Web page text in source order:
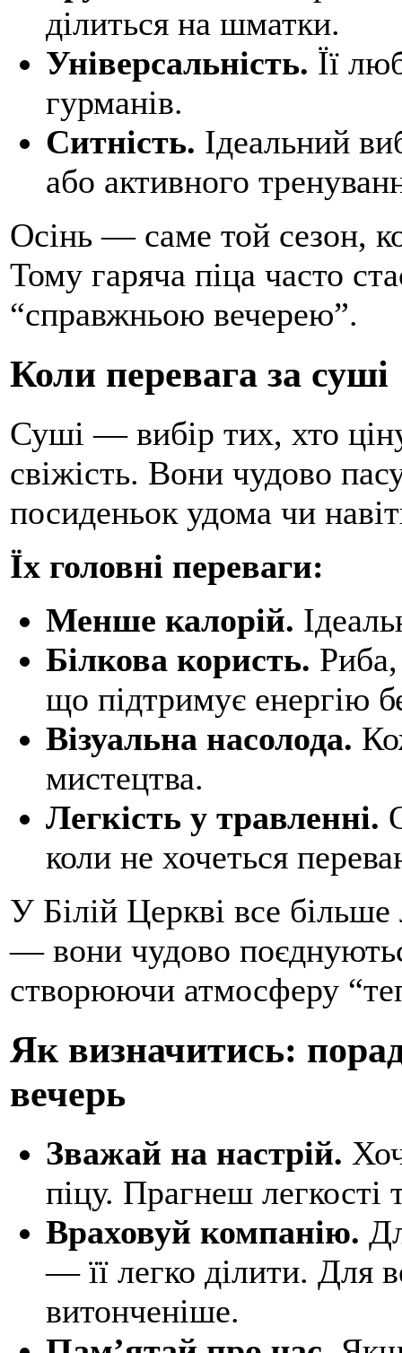
ділиться на шматки.
Універсальність. Її
гурманів.
Ситність. Ідеальний
або активного
Осінь — саме той сезон,
Тому гаряча піца часто
“справжньою вечерею”.
Коли перевага за суші
Суші — вибір тих, хто
свіжість. Вони чудово
посиденьок удома чи
Їх головні переваги:
Менше калорій.
Білкова користь.
що підтримує енергію
Візуальна насолода.
мистецтва.
Легкість у травленні.
коли не хочеться
У Білій Церкві все
— вони чудово
створюючи атмосферу
Як визначитись:
вечерь
Зважай на настрій.
піцу. Прагнеш
Враховуй компанію.
— її легко ділити. Для
витонченіше.